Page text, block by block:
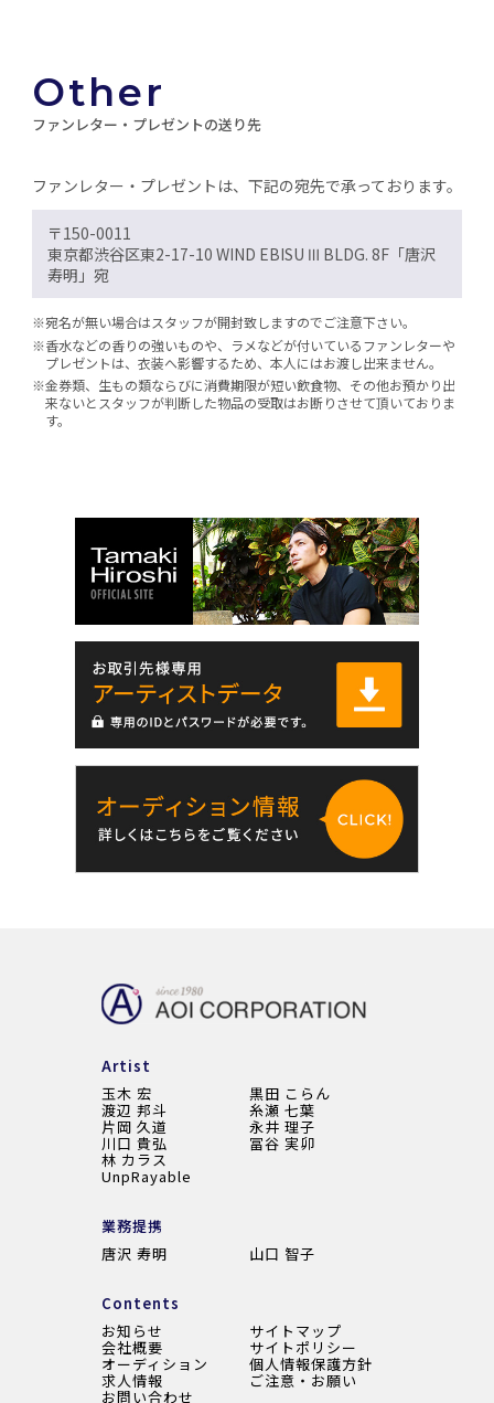
2012
WOWOW
主演 『STRANGERS6』
2010
CX
『ギルティ～悪魔と契約した女～』
2009‒2010
CX
2007
CX
ゲスト 『ガリレオ』
2007
ゲスト 大河ドラマ『功名が辻』前田利家役
CX
主演 『小早川伸木の恋』
主演 月曜ﾄﾞﾗﾏｼﾘｰｽﾞ『ハチロー ～母の詩、父の詩～』
CX
主演 『白い巨塔』
NTV
ゲスト 『サイコドクター』
主演 『ラヴ コンプレックス』
主演 金曜ｴﾝﾀﾃｲﾒﾝﾄ『美味しんぼ Part5』
主演 『イヴ』
主演 金曜ｴﾝﾀﾃｲﾒﾝﾄ『美味しんぼ Part4』
『おいしい関係』
Other
ファンレター・プレゼントの送り先
ファンレター・プレゼントは、下記の宛先で承っております。
〒150-0011
東京都渋谷区東2-17-10 WIND EBISU Ⅲ BLDG. 8F「唐沢
寿明」宛
※宛名が無い場合はスタッフが開封致しますのでご注意下さい。
※香水などの香りの強いものや、ラメなどが付いているファンレターや
プレゼントは、衣装へ影響するため、本人にはお渡し出来ません。
※金券類、生もの類ならびに消費期限が短い飲食物、その他お預かり出
来ないとスタッフが判断した物品の受取はお断りさせて頂いておりま
す。
Artist
玉木 宏
黒田 こらん
渡辺 邦斗 糸瀬 七葉
片岡 久道 永井 理子
川口 貴弘 冨谷 実卯
林 カラス
UnpRayable
業務提携
唐沢 寿明
山口 智子
Contents
お知らせ
会社概要
オーディション
求人情報
お問い合わせ
サイトマップ
サイトポリシー
個人情報保護方針
ご注意・お願い